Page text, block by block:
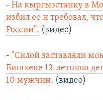
- На кыргызстанку в
избил ее и требовал,
России". (видео)
- "Силой заставляли
Бишкеке 13-летнюю
10 мужчин. (видео)